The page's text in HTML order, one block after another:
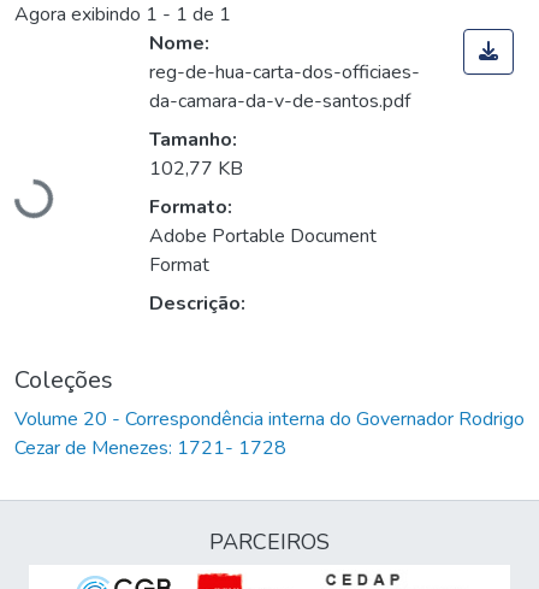
Agora exibindo 1 - 1 de 1
Carregando...
Nome:
reg-de-hua-carta-dos-officiaes-
da-camara-da-v-de-santos.pdf
Tamanho:
102,77 KB
Formato:
Adobe Portable Document
Format
Descrição:
Coleções
Volume 20 - Correspondência interna do Governador Rodrigo
Cezar de Menezes: 1721- 1728
PARCEIROS